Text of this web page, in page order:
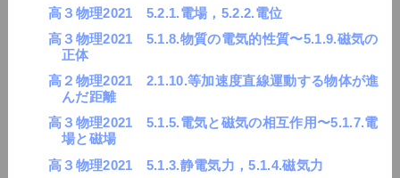
高３物理2021 5.2.1.電場，5.2.2.電位
高３物理2021 5.1.8.物質の電気的性質〜5.1.9.磁気の
正体
高２物理2021 2.1.10.等加速度直線運動する物体が進
んだ距離
高３物理2021 5.1.5.電気と磁気の相互作用〜5.1.7.電
場と磁場
高３物理2021 5.1.3.静電気力，5.1.4.磁気力